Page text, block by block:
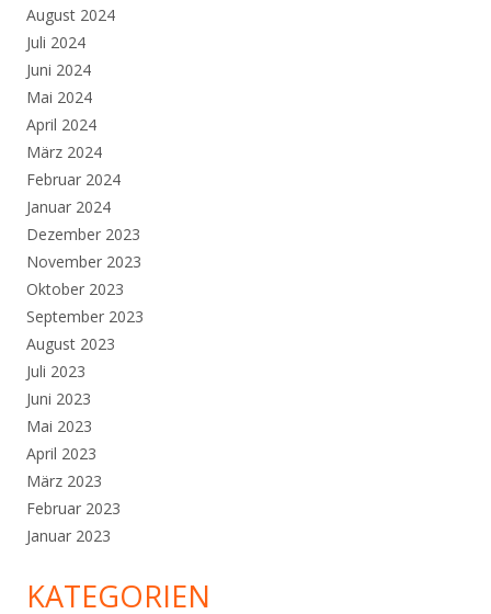
August 2024
Juli 2024
Juni 2024
Mai 2024
April 2024
März 2024
Februar 2024
Januar 2024
Dezember 2023
November 2023
Oktober 2023
September 2023
August 2023
Juli 2023
Juni 2023
Mai 2023
April 2023
März 2023
Februar 2023
Januar 2023
KATEGORIEN